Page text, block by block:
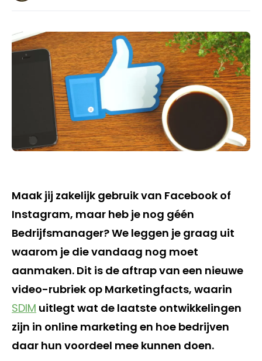
Maak jij zakelijk gebruik van Facebook of
Instagram, maar heb je nog géén
Bedrijfsmanager? We leggen je graag uit
waarom je die vandaag nog moet
aanmaken. Dit is de aftrap van een nieuwe
video-rubriek op Marketingfacts, waarin
SDIM uitlegt wat de laatste ontwikkelingen
zijn in online marketing en hoe bedrijven
daar hun voordeel mee kunnen doen.